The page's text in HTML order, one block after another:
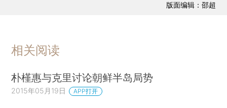
版面编辑：邵超
相关阅读
朴槿惠与克里讨论朝鲜半岛局势
2015年05月19日 APP打开